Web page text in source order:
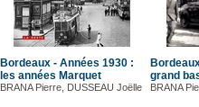
Bordeaux - Années 1930 :
les années Marquet
BRANA Pierre, DUSSEAU Joëlle
grand
BRANA